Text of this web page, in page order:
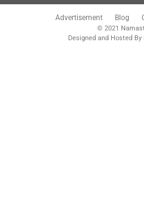
Advertisement Blog
© 2021
Designed and Hosted By